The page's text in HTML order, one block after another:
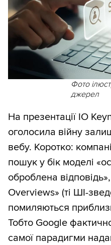
Фото
джерел
На презентації IO
оголосила війну
вебу. Коротко:
пошук у бік моделі
оброблена
Overviews» (ті ШІ-
помиляються
Тобто Google
самої парадигми